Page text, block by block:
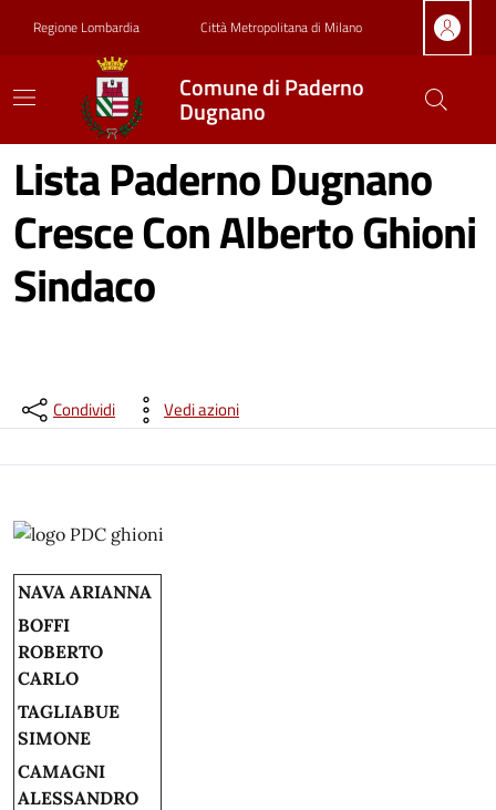
Regione Lombardia Città Metropolitana di Milano
Comune di Paderno
Dugnano
Lista Paderno Dugnano
Cresce Con Alberto Ghioni
Sindaco
Condividi Vedi azioni
NAVA ARIANNA
BOFFI
ROBERTO
CARLO
TAGLIABUE
SIMONE
CAMAGNI
ALESSANDRO